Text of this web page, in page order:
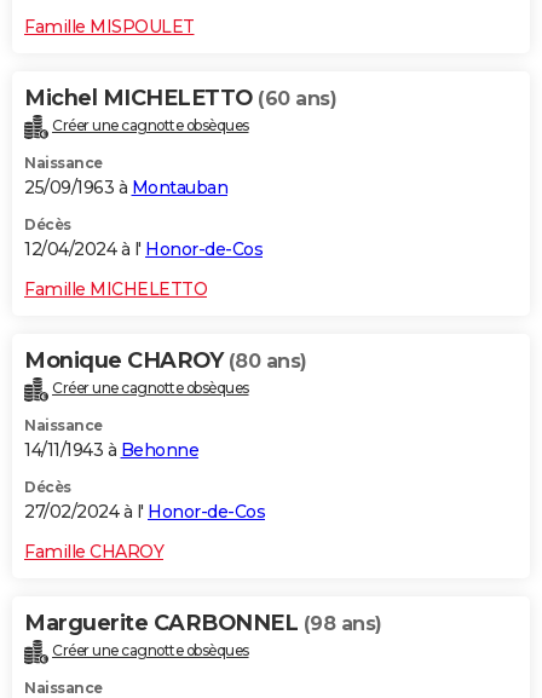
Famille MISPOULET
Michel MICHELETTO (60 ans)
Créer une cagnotte obsèques
Naissance
25/09/1963 à Montauban
Décès
12/04/2024 à l' Honor-de-Cos
Famille MICHELETTO
Monique CHAROY (80 ans)
Créer une cagnotte obsèques
Naissance
14/11/1943 à Behonne
Décès
27/02/2024 à l' Honor-de-Cos
Famille CHAROY
Marguerite CARBONNEL (98 ans)
Créer une cagnotte obsèques
Naissance